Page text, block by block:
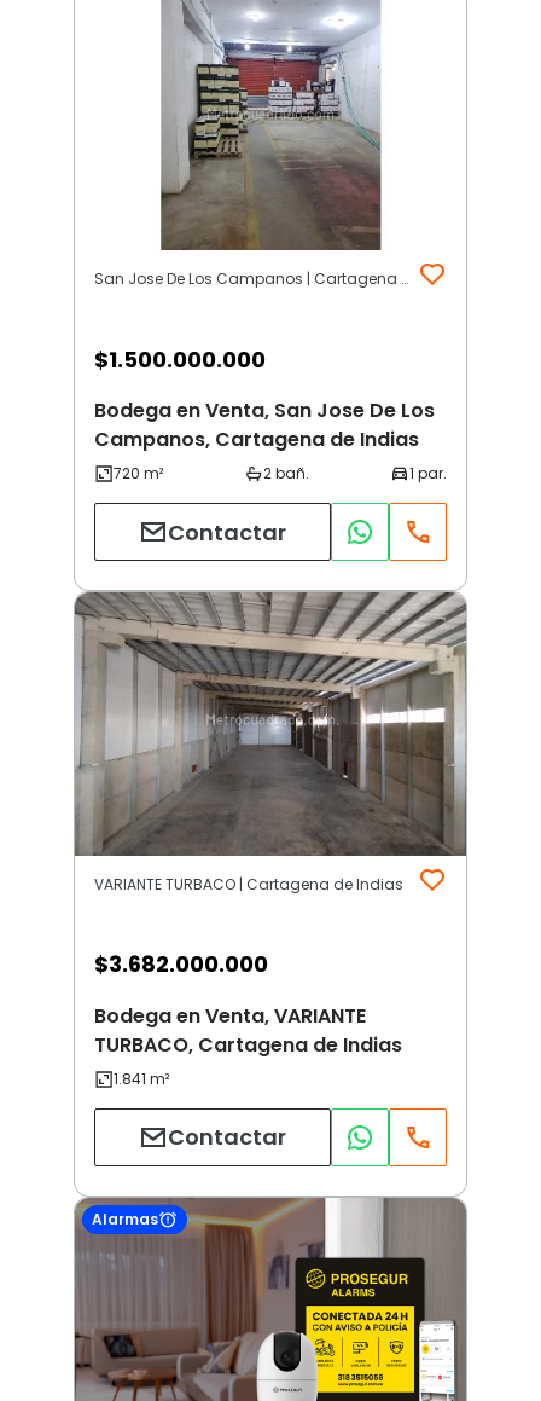
San Jose De Los Campanos | Cartagena de Indias
$1.500.000.000
Bodega en Venta, San Jose De Los
Campanos, Cartagena de Indias
Contactar
VARIANTE TURBACO | Cartagena de Indias
$3.682.000.000
Bodega en Venta, VARIANTE
TURBACO, Cartagena de Indias
Contactar
Alarmas